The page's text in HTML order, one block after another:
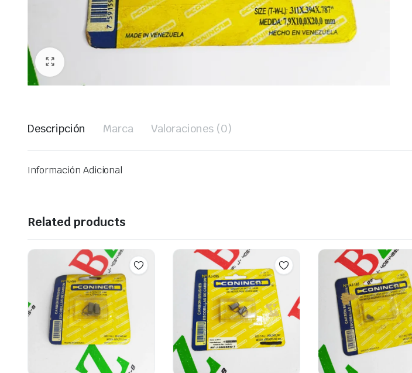
Descripción Marca Valoraciones (0)
Información Adicional
Related products